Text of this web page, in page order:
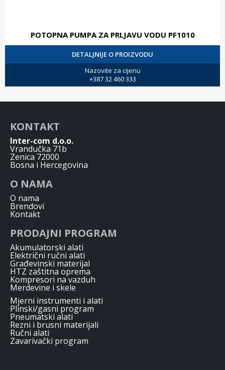
POTOPNA PUMPA ZA PRLJAVU VODU PF1010
DETALJNIJE O PROIZVODU
Nazovite za cijenu
+387 32 460 333
KONTAKT
Inter-com d.o.o.
Vrandučka 71b
Zenica 72000
Bosna i Hercegovina
O NAMA
O nama
Brendovi
Kontakt
PRODAJNI PROGRAM
Akumulatorski alati
Električni ručni alati
Građevinski materijal
HTZ zaštitna oprema
Kompresori na vazduh
Merdevine i skele
Mjerni instrumenti i alati
Plinski/gasni program
Pneumatski alati
Rezni i brusni materijali
Ručni alati
Zavarivački program